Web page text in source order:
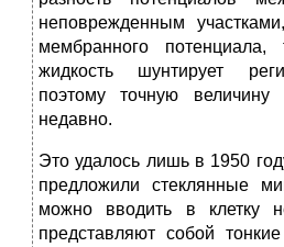
неповрежденным
мембранного потенциала,
жидкость шунтирует
поэтому точную
недавно.
Это удалось лишь в 1950
предложили стеклянные
можно вводить в клетку
представляют собой